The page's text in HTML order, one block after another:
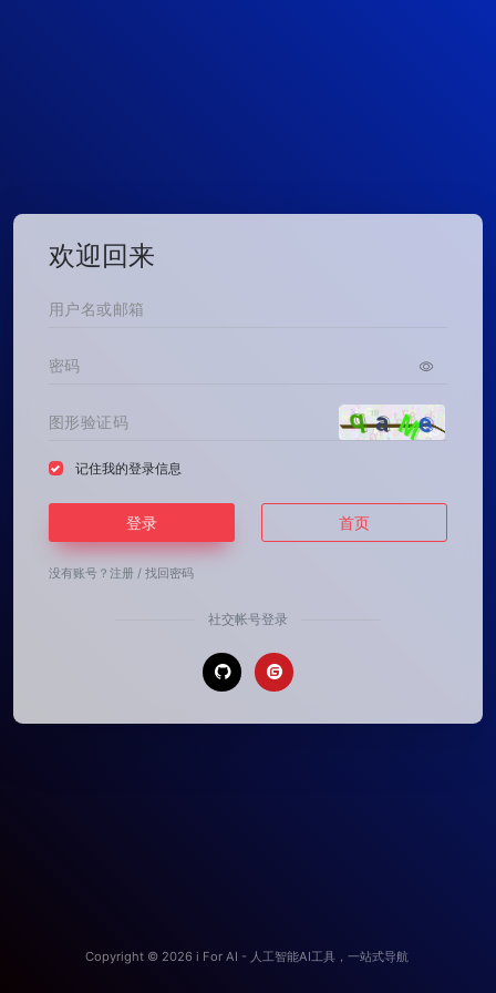
欢迎回来
记住我的登录信息
登录 首页
没有账号？ 注册 / 找回密码
社交帐号登录
Copyright © 2026 i For AI - 人工智能AI工具，一站式导航